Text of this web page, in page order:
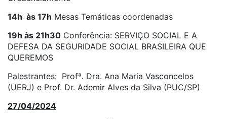
14h às 17h Mesas Temáticas coordenadas
19h às 21h30 Conferência: SERVIÇO SOCIAL E A
DEFESA DA SEGURIDADE SOCIAL BRASILEIRA QUE
QUEREMOS
Palestrantes: Profª. Dra. Ana Maria Vasconcelos
(UERJ) e Prof. Dr. Ademir Alves da Silva (PUC/SP)
27/04/2024